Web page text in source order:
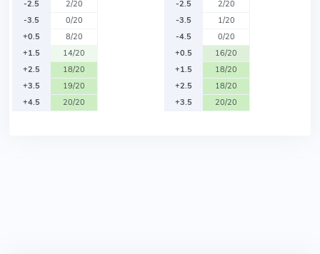
-2.5
2/20
-3.5
0/20
+0.5
8/20
+1.5
14/20
+2.5
18/20
+3.5
19/20
+4.5
20/20
-2.5
2/20
-3.5
1/20
-4.5
0/20
+0.5
16/20
+1.5
18/20
+2.5
18/20
+3.5
20/20